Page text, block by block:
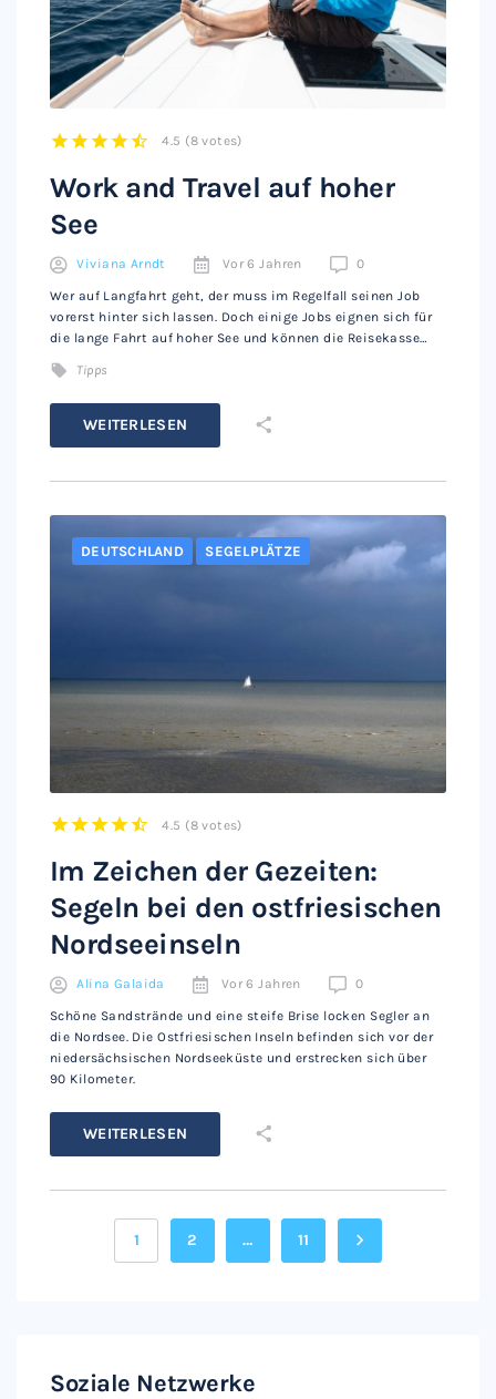
4.5 (8 votes)
Work and Travel auf hoher
See
Viviana Arndt Vor 6 Jahren 0
Wer auf Langfahrt geht, der muss im Regelfall seinen Job
vorerst hinter sich lassen. Doch einige Jobs eignen sich für
die lange Fahrt auf hoher See und können die Reisekasse…
Tipps
WEITERLESEN
DEUTSCHLAND SEGELPLÄTZE
4.5 (8 votes)
Im Zeichen der Gezeiten:
Segeln bei den ostfriesischen
Nordseeinseln
Alina Galaida Vor 6 Jahren 0
Schöne Sandstrände und eine steife Brise locken Segler an
die Nordsee. Die Ostfriesischen Inseln befinden sich vor der
niedersächsischen Nordseeküste und erstrecken sich über
90 Kilometer.
WEITERLESEN
1 2 … 11
Soziale Netzwerke